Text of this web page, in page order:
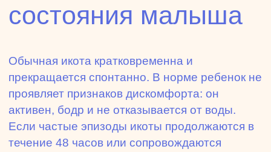
состояния малыша
Обычная икота кратковременна и
прекращается спонтанно. В норме ребенок не
проявляет признаков дискомфорта: он
активен, бодр и не отказывается от воды.
Если частые эпизоды икоты продолжаются в
течение 48 часов или сопровождаются